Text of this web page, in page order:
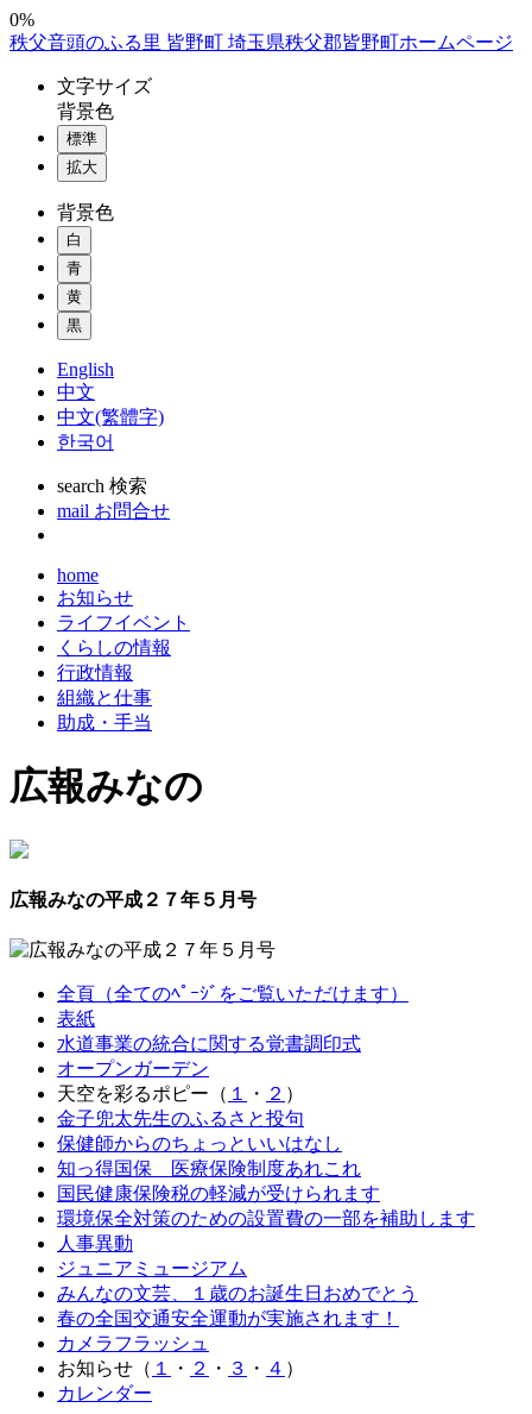
コ
ン
0%
秩父音頭のふる里 皆野町 埼玉県秩父郡皆野町ホームページ
文字サイズ
背景色
標準
拡大
背景色
白
青
黄
黒
English
中文
中文(繁體字)
한국어
search 検索
mail お問合せ
home
お知らせ
ライフイベント
くらしの情報
行政情報
組織と仕事
助成・手当
広報みなの
広報みなの平成２７年５月号
全頁（全てのﾍﾟｰｼﾞをご覧いただけます）
表紙
水道事業の統合に関する覚書調印式
オープンガーデン
天空を彩るポピー（ １ ・ ２ ）
金子兜太先生のふるさと投句
保健師からのちょっといいはなし
知っ得国保 医療保険制度あれこれ
国民健康保険税の軽減が受けられます
環境保全対策のための設置費の一部を補助します
人事異動
ジュニアミュージアム
みんなの文芸、１歳のお誕生日おめでとう
春の全国交通安全運動が実施されます！
カメラフラッシュ
お知らせ（ １ ・ ２ ・ ３ ・ ４ ）
カレンダー